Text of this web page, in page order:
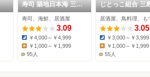
寿司 築地日本海 三島
駅前店
寿司、海鮮、居酒屋
3.09
Dinner:
￥4,000～￥4,999
Lunch:
￥1,000～￥1,999
95人
じとっこ組合 三
前店
居酒屋、鳥料理、も
3.05
Dinner:
￥3,000～￥3,999
Lunch:
￥1,000～￥1,999
55人